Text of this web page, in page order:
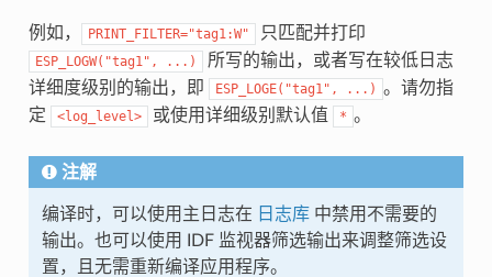
例如， PRINT_FILTER="tag1:W" 只匹配并打印
ESP_LOGW("tag1", ...)
所写的输出，或者写在较低日志
详细度级别的输出，即
ESP_LOGE("tag1", ...) 。请勿指
定
<log_level> 或使用详细级别默认值 * 。
注解
编译时，可以使用主日志在 日志库中禁用不需要的
输出。也可以使用 IDF 监视器筛选输出来调整筛选设
置，且无需重新编译应用程序。